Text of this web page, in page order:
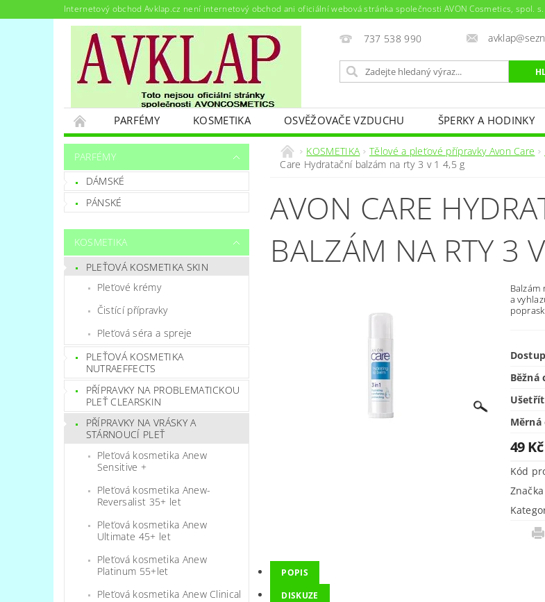
Internetový obchod Avklap.cz není internetový obchod ani oficiální webová stránka společnosti AVON Cosmetics, spol.
737 538 990
PARFÉMY KOSMETIKA OSVĚŽOVAČE VZDUCHU ŠPERKY A HODINKY
PODMÍNKY OCHRANY OSOBNÍCH ÚDAJŮ
NAPIŠTE NÁM KONTAKTY
PARFÉMY
DÁMSKÉ
PÁNSKÉ
KOSMETIKA
PLEŤOVÁ KOSMETIKA SKIN
Pleťové krémy
Čistící přípravky
Pleťová séra a spreje
PLEŤOVÁ KOSMETIKA
NUTRAEFFECTS
PŘÍPRAVKY NA PROBLEMATICKOU
PLEŤ CLEARSKIN
PŘÍPRAVKY NA VRÁSKY A
STÁRNOUCÍ PLEŤ
Pleťová kosmetika Anew
Sensitive +
Pleťová kosmetika Anew-
Reversalist 35+ let
Pleťová kosmetika Anew
Ultimate 45+ let
Pleťová kosmetika Anew
Platinum 55+let
Pleťová kosmetika Anew Clinical
KOSMETIKA Tělové a pleťové přípravky Avon Care
Care Hydratační balzám na rty 3 v 1 4,5 g
AVON CARE
BALZÁM NA RTY 3
Balzám
a
Běžná
Měrná
49 Kč
Kód
Značka
POPIS
DISKUZE